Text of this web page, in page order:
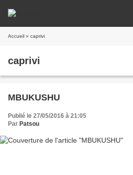
Accueil » caprivi
caprivi
MBUKUSHU
Publié le 27/05/2016 à 21:05
Par Patsou